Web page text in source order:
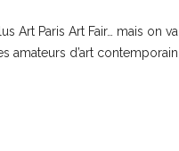
Art Paris Art Fair… mais on
amateurs d’art